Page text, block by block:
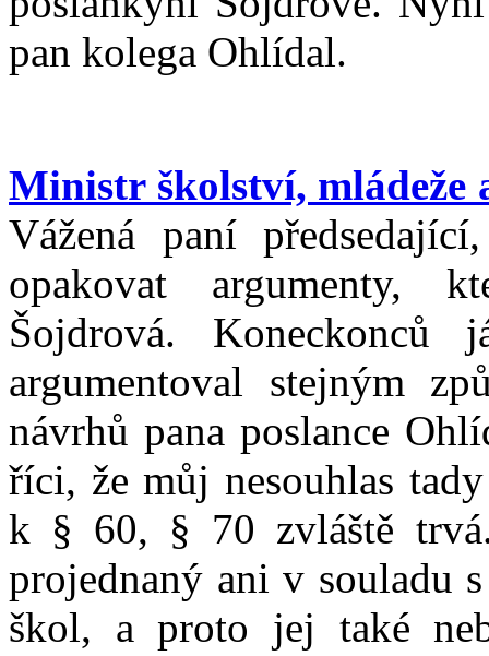
pan kolega Ohlídal.
Ministr školství, mládeže
Vážená paní
opakovat argumenty,
Šojdrová. Koneckonců
argumentoval stejným
návrhů pana poslance
říci, že můj nesouhlas
k § 60, § 70 zvláště
projednaný ani v souladu
škol, a proto jej také